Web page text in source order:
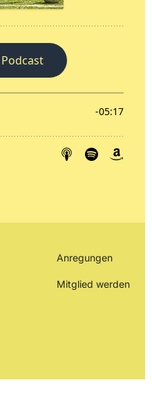
Anregungen
Mitglied werden